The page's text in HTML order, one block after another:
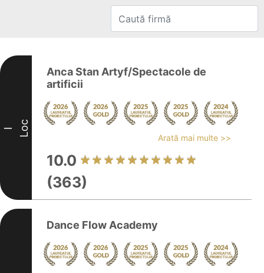
I Loc
Anca Stan Artyf/Spectacole de
artificii
Arată mai multe >>
10.0
(363)
Dance Flow Academy